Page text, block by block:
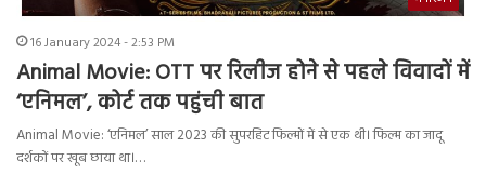
16 January 2024 - 2:53 PM
Animal Movie: OTT पर रिलीज होने से पहले विवादों में
‘एनिमल’, कोर्ट तक पहुंची बात
Animal Movie: ‘एनिमल’ साल 2023 की सुपरहिट फिल्मों में से एक थी। फिल्म का जादू
दर्शकों पर खूब छाया था।…